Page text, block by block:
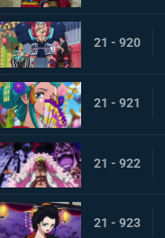
21 - 920
21 - 921
21 - 922
21 - 923